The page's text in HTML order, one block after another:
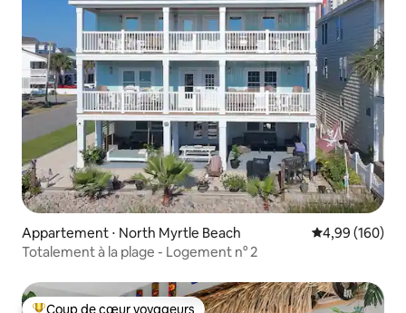
Appartement ⋅ North Myrtle Beach Évaluation
4,99 (160)
Totalement à la plage - Logement n° 2
Coup de cœur voyageurs